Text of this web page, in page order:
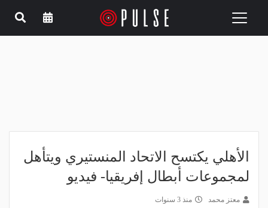
Toggle
الأهلي يكتسح الاتحاد المنستيري ويتأهل
لمجموعات أبطال إفريقيا- فيديو
معتز محمد منذ 3 سنوات